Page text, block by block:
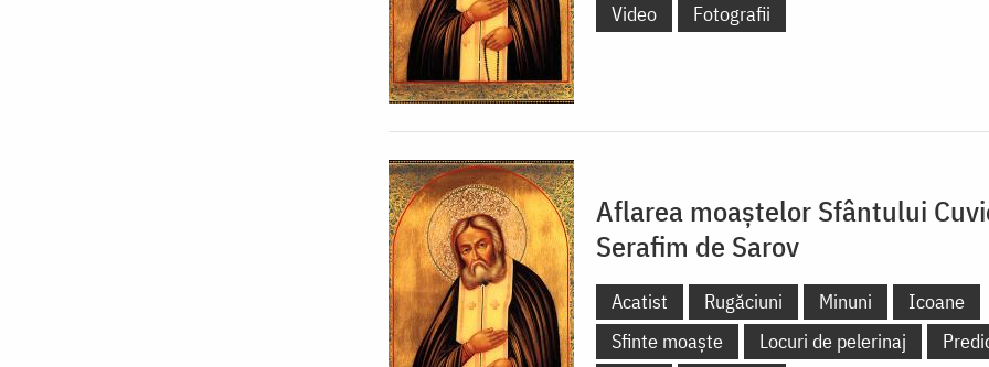
Video
Fotografii
Aflarea moaștelor Sfântului
Serafim de Sarov
Acatist Rugăciuni Minuni
Icoane
Sfinte moaște
Locuri de pelerinaj